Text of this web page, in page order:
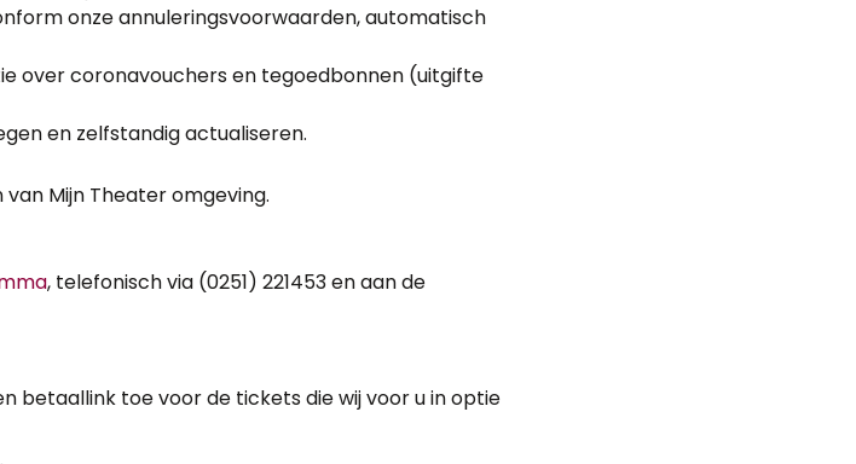
onze annuleringsvoorwaarden, automatisch
over coronavouchers en tegoedbonnen (uitgifte
en zelfstandig actualiseren.
Mijn Theater omgeving.
, telefonisch via (0251) 221453 en aan de
betaallink toe voor de tickets die wij voor u in optie